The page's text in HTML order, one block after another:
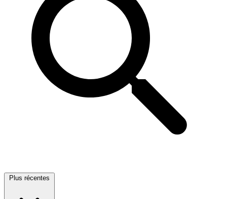
Plus récentes